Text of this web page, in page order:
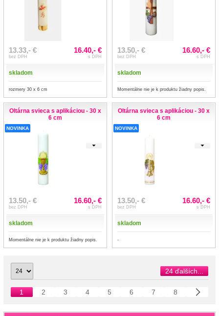
13.33,- €
bez DPH
16.40,- €
s DPH
skladom
rozmery 30 x 6 cm
13.50,- €
bez DPH
16.60,- €
s DPH
skladom
Momentálne nie je k produktu žiadny popis.
Oltárna svieca s aplikáciou - 30 x
6 cm
NOVINKA
13.50,- €
bez DPH
16.60,- €
s DPH
skladom
Momentálne nie je k produktu žiadny popis.
Oltárna svieca s aplikáciou - 30 x
6 cm
NOVINKA
13.50,- €
bez DPH
16.60,- €
s DPH
skladom
-
24 ďalších...
1 2 3 4 5 6 7 8